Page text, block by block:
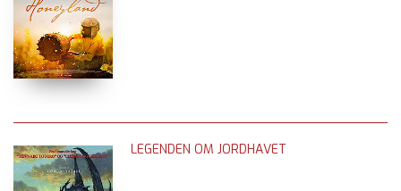
LEGENDEN OM JORDHAVET